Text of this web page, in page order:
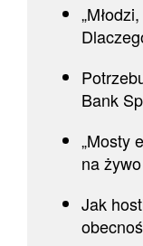
Bank
„Mosty
na
Jak